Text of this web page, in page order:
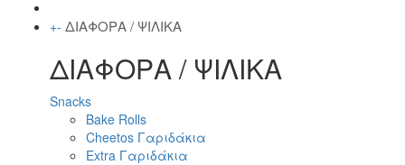
+- ΔΙΑΦΟΡΑ / ΨΙΛΙΚΑ
ΔΙΑΦΟΡΑ / ΨΙΛΙΚΑ
Snacks
Bake Rolls
Cheetos Γαριδάκια
Extra Γαριδάκια